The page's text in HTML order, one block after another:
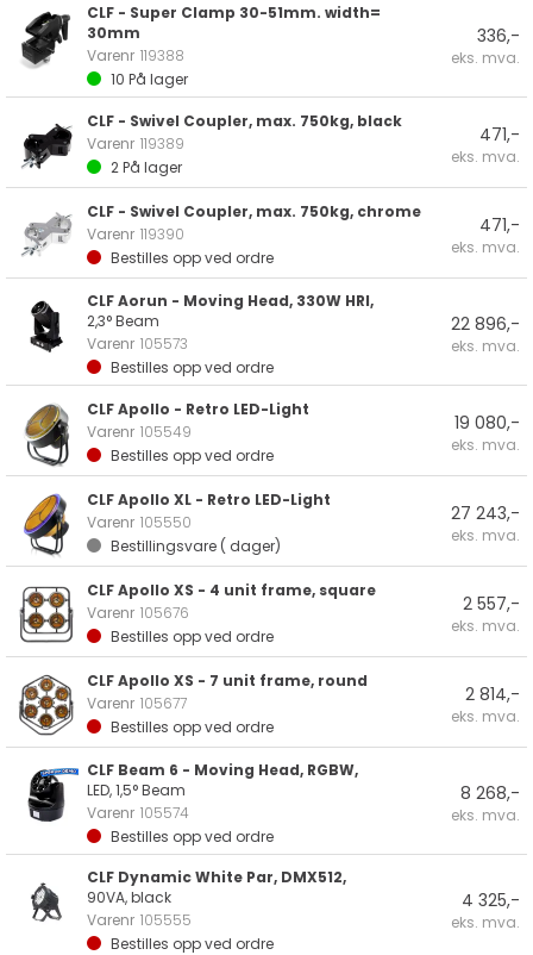
CLF - Super Clamp 30-51mm. width=
30mm
Varenr 119388
10 På lager
336,-
eks. mva.
CLF - Swivel Coupler, max. 750kg, black
Varenr 119389
2På lager
471,-
eks. mva.
CLF - Swivel Coupler, max. 750kg, chrome
Varenr 119390
Bestilles opp ved ordre
471,-
eks. mva.
CLF Aorun - Moving Head, 330W HRI,
2,3° Beam
Varenr 105573
Bestilles opp ved ordre
22 896,-
eks. mva.
CLF Apollo - Retro LED-Light
Varenr 105549
Bestilles opp ved ordre
19 080,-
eks. mva.
CLF Apollo XL - Retro LED-Light
Varenr 105550
Bestillingsvare ( dager)
27 243,-
eks. mva.
CLF Apollo XS - 4 unit frame, square
Varenr 105676
Bestilles opp ved ordre
2 557,-
eks. mva.
CLF Apollo XS - 7 unit frame, round
Varenr 105677
Bestilles opp ved ordre
2 814,-
eks. mva.
CLF Beam 6 - Moving Head, RGBW,
LED, 1,5° Beam
Varenr 105574
Bestilles opp ved ordre
8 268,-
eks. mva.
CLF Dynamic White Par, DMX512,
90VA, black
Varenr 105555
Bestilles opp ved ordre
4 325,-
eks. mva.